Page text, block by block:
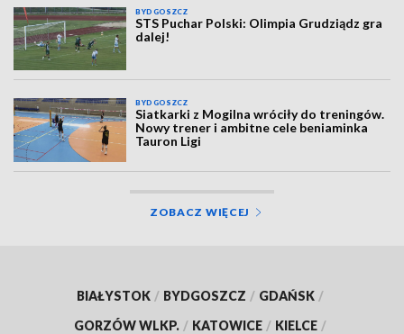
BYDGOSZCZ
STS Puchar Polski: Olimpia Grudziądz gra
dalej!
BYDGOSZCZ
Siatkarki z Mogilna wróciły do treningów.
Nowy trener i ambitne cele beniaminka
Tauron Ligi
ZOBACZ WIĘCEJ
BIAŁYSTOK / BYDGOSZCZ / GDAŃSK /
GORZÓW WLKP. / KATOWICE / KIELCE /